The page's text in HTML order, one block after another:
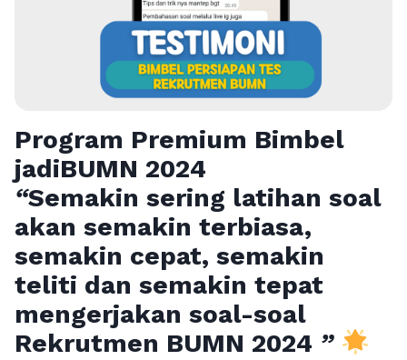
Program Premium Bimbel
jadiBUMN 2024
“Semakin sering latihan soal
akan semakin terbiasa,
semakin cepat, semakin
teliti dan semakin tepat
mengerjakan soal-soal
Rekrutmen BUMN 2024 ”